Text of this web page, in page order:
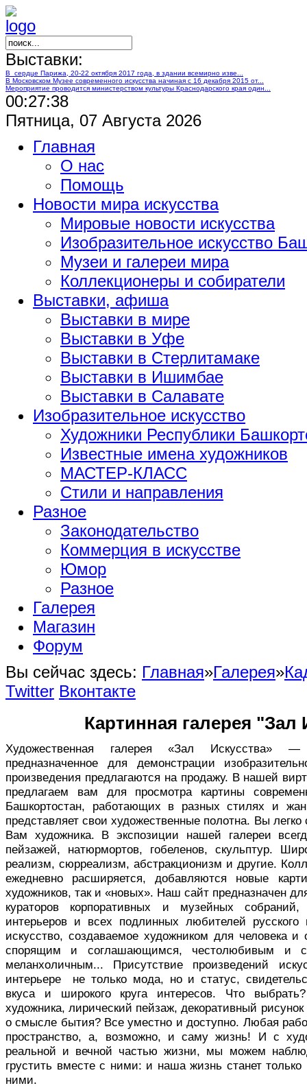
Выставки:
В сердце Парижа, 20-22 октября 2017 года, в здании всемирно изве...
В Московском Музее современного искусства начиная с 16 декабря 2015 от...
Мероприятие проводится министерством культуры Краснодарского края один...
00:27:39
Пятница, 07 Августа 2026
Главная
О нас
Помощь
Новости мира искусства
Мировые новости искусства
Изобразительное искусство
Музеи и галереи мира
Коллекционеры и собиратели
Выставки, афиша
Выставки в мире
Выставки в Уфе
Выставки в Стерлитамаке
Выставки в Ишимбае
Выставки в Салавате
Изобразительное искусство
Художники Республики
Известные имена художников
МАСТЕР-КЛАСС
Стили и направления
Разное
Законодательство
Коммерция в искусстве
Юмор
Разное
Галерея
Магазин
Форум
Вы сейчас здесь: Главная»Галерея»
Twitter Вконтакте
Картинная галерея "Зал
Художественная галерея «Зал Искусства» —
предназначенное для демонстрации
произведения предлагаются на продажу. В нашей
предлагаем вам для просмотра картины
Башкортостан, работающих в разных стилях и
представляет свои художественные полотна. Вы
Вам художника. В экспозиции нашей галереи
пейзажей, натюрмортов, гобеленов, скульптур.
реализм, сюрреализм, абстракционизм и другие.
ежедневно расширяется, добавляются новые
художников, так и «новых». Наш сайт предназначен
кураторов корпоративных и музейных
интерьеров и всех подлинных любителей
искусство, создаваемое художником для человека и
спорящим и соглашающимся, честолюбивым и
меланхоличным... Присутствие произведений
интерьере не только мода, но и статус,
вкуса и широкого круга интересов. Что
художника, лирический пейзаж, декоративный
о смысле бытия? Все уместно и доступно. Любая
пространство, а, возможно, и саму жизнь! И с
реальной и вечной частью жизни, мы можем
грустить вместе с ними: и наша жизнь станет только
ними.